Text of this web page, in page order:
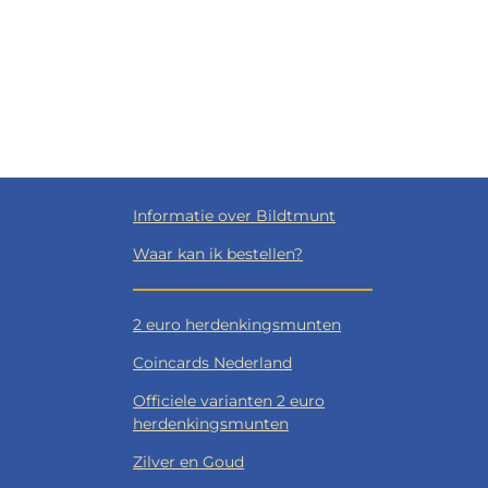
Informatie over Bildtmunt
Waar kan ik bestellen?
2 euro herdenkingsmunten
Coincards Nederland
Officiele varianten 2 euro
herdenkingsmunten
Zilver en Goud